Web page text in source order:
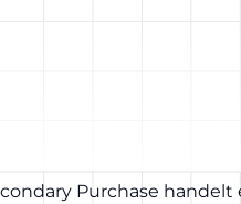
Purchase